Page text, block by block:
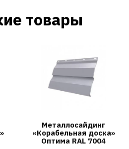
товары
Металлосайдинг
«Корабельная доска»
Оптима RAL 7004